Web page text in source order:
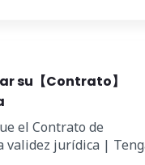
su【Contrato】
el Contrato de
validez jurídica |